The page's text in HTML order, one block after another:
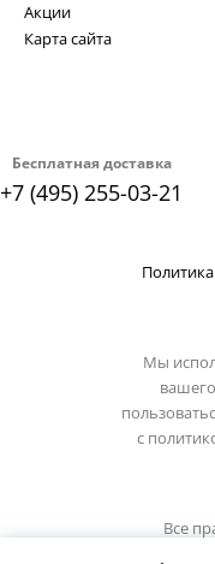
Бесплатная доставка
+7 (495) 255-03-21
Акции
Карта сайта
Мы
с
Все